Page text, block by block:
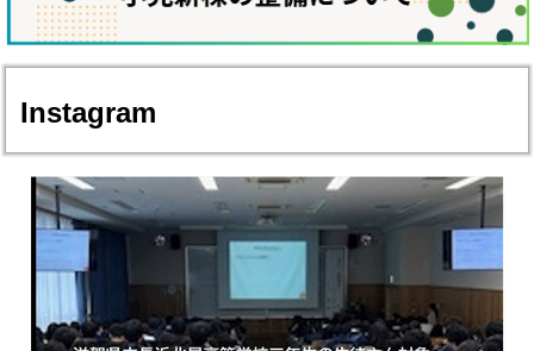
Instagram